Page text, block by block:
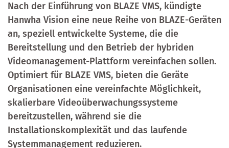
Nach der Einführung von BLAZE VMS, kündigte
Hanwha Vision eine neue Reihe von BLAZE-Geräten
an, speziell entwickelte Systeme, die die
Bereitstellung und den Betrieb der hybriden
Videomanagement-Plattform vereinfachen sollen.
Optimiert für BLAZE VMS, bieten die Geräte
Organisationen eine vereinfachte Möglichkeit,
skalierbare Videoüberwachungssysteme
bereitzustellen, während sie die
Installationskomplexität und das laufende
Systemmanagement reduzieren.